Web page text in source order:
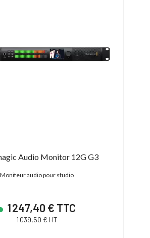
Audio Monitor 12G G3
Moniteur audio pour studio
1 247,40 € TTC
1 039,50 € HT